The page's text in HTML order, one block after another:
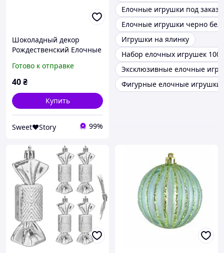
Шоколадный декор
Рождественский Елочные
Готово к отправке
40₴
Купить
Sweet❤Story 99%
Елочные игрушки под заказ
Елочные игрушки черно
Игрушки на ялинку
Набор елочных игрушек 100
Эксклюзивные елочные
Фигурные елочные игрушки